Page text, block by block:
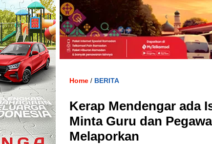
Home / BERITA
Kerap Mendengar ada
Minta Guru dan
Melaporkan